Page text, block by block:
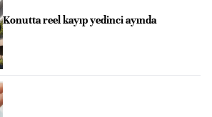
Konutta reel kayıp yedinci ayında